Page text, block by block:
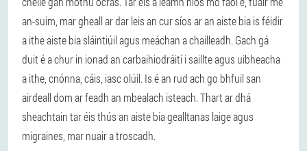
an-suim, mar gheall ar dar leis an cur síos ar an aiste bia is féidir
a ithe aiste bia sláintiúil agus meáchan a chailleadh. Gach gá
duit é a chur in ionad an carbaihiodráití i saillte agus uibheacha
a ithe, cnónna, cáis, iasc olúil. Is é an rud ach go bhfuil san
airdeall dom ar feadh an mbealach isteach. Thart ar dhá
sheachtain tar éis thús an aiste bia gealltanas laige agus
migraines, mar nuair a troscadh.